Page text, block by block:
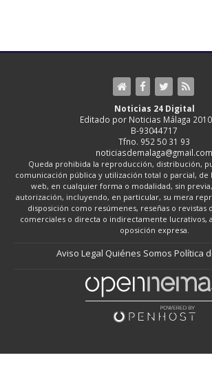
Noticias 24 Digital
Editado por Noticias Málaga
B-93044717
Tfno. 952 50 31 93
noticiasdemalaga@gmail.com
Queda prohibida la reproducción, distribución,
comunicación pública y utilización total o parcial, de
web, en cualquier forma o modalidad, sin
autorización, incluyendo, en particular, su mera
disposición como resúmenes, reseñas o revistas
comerciales o directa o indirectamente lucrativos,
oposición expresa.
Aviso Legal Quiénes Somos Política